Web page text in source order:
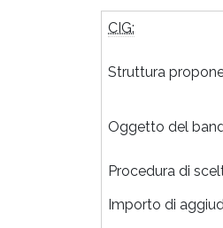
CIG:
Struttura
Oggetto del
Procedura di
Importo di